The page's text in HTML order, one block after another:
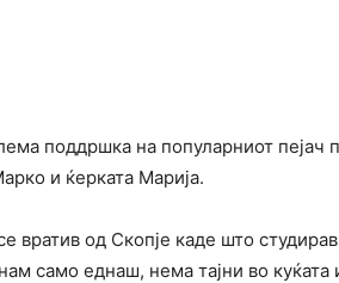
поддршка на популарниот пејач
и ќерката Марија.
вратив од Скопје каде што
само еднаш, нема тајни во куќата